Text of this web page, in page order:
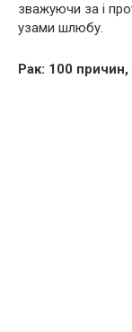
зважуючи за і
узами шлюбу.
Рак: 100